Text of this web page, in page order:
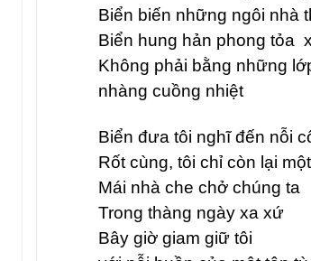
Biển biến những ngôi nhà
Biển hung hản phong tỏa
Không phải bằng những
nhàng cuồng nhiệt
Biển đưa tôi nghĩ đến nỗi
Rốt cùng, tôi chỉ còn lại
Mái nhà che chở chúng ta
Trong thàng ngày xa xứ
Bây giờ giam giữ tôi